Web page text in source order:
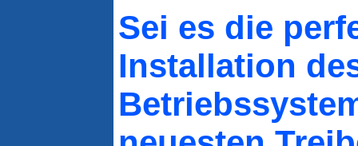
Sei es die
Installation